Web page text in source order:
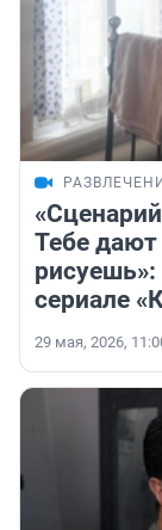
Тебе дают
сериале
29 мая, 2026,